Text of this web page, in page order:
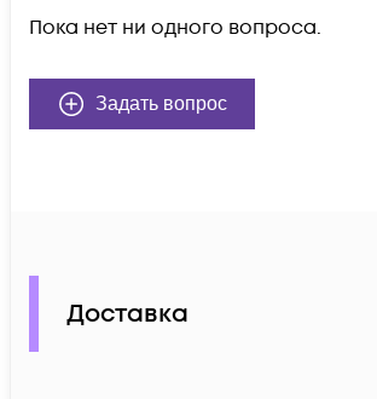
Пока нет ни одного вопроса.
Задать вопрос
Доставка